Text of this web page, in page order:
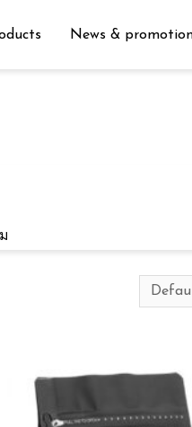
News &